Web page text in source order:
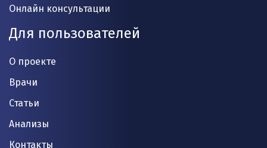
Онлайн консультации
Для пользователей
О проекте
Врачи
Статьи
Анализы
Контакты